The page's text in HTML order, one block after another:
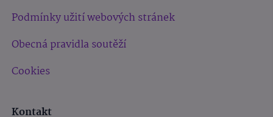
Podmínky užití webových stránek
Obecná pravidla soutěží
Cookies
Kontakt